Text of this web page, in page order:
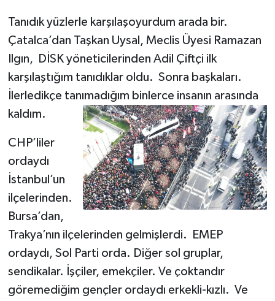
Tanıdık yüzlerle karşılaşoyurdum arada bir.
Çatalca’dan Taşkan Uysal, Meclis Üyesi Ramazan
Ilgın, DİSK yöneticilerinden Adil Çiftçi ilk
karşılaştığım tanıdıklar oldu. Sonra başkaları.
İlerledikçe tanımadığım binlerce insanın arasında
kaldım.
CHP’liler
ordaydı
İstanbul’un
ilçelerinden.
Bursa’dan,
Trakya’nın ilçelerinden gelmişlerdi. EMEP
ordaydı, Sol Parti orda. Diğer sol gruplar,
sendikalar. İşçiler, emekçiler. Ve çoktandır
göremediğim gençler ordaydı erkekli-kızlı. Ve